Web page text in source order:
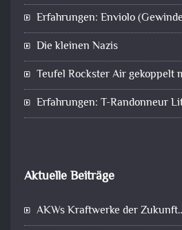
Erfahrungen: Enviolo
Die kleinen Nazis
Teufel Rockster Air gekoppelt
Erfahrungen: T-Randonneur
Aktuelle Beiträge
AKWs Kraftwerke der